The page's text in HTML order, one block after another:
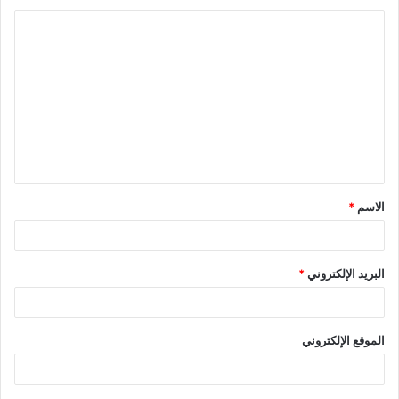
الاسم *
البريد الإلكتروني*
الموقع الإلكتروني